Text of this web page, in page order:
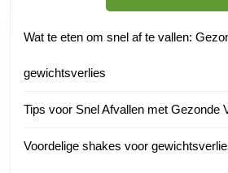
Wat te eten om snel af te vallen:
gewichtsverlies
Tips voor Snel Afvallen met Gezonde
Voordelige shakes voor